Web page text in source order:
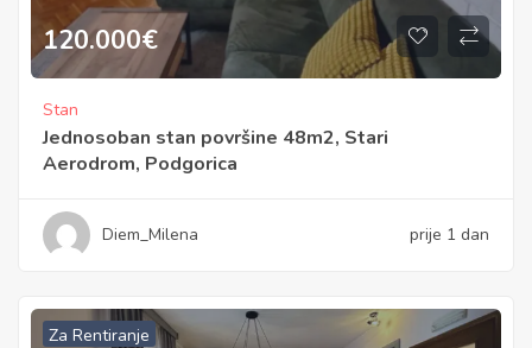
120.000€
Stan
Jednosoban stan površine 48m2, Stari
Aerodrom, Podgorica
Diem_Milena prije 1 dan
Za Rentiranje